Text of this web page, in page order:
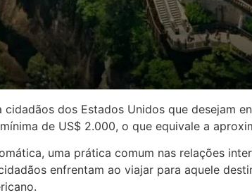
dos Estados Unidos que desejam
de US$ 2.000, o que equivale a
uma prática comum nas relações
enfrentam ao viajar para aquele